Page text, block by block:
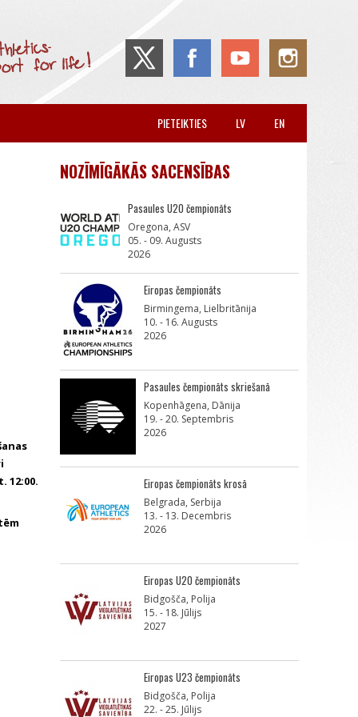
EN
LV
PIETEIKTIES
12:00.
NOZĪMĪGĀKĀS SACENSĪBAS
Pasaules U20 čempionāts
Oregona, ASV
05. - 09. Augusts
2026
Eiropas čempionāts
Birmingema, Lielbritānija
10. - 16. Augusts
2026
Pasaules čempionāts skriešanā
Kopenhāgena, Dānija
19. - 20. Septembris
2026
Eiropas čempionāts krosā
Belgrada, Serbija
13. - 13. Decembris
2026
Eiropas U20 čempionāts
Bidgošča, Polija
15. - 18. Jūlijs
2027
Eiropas U23 čempionāts
Bidgošča, Polija
22. - 25. Jūlijs